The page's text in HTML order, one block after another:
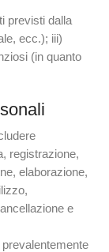
previsti dalla
ecc.); iii)
(in quanto
registrazione,
elaborazione,
e
prevalentemente